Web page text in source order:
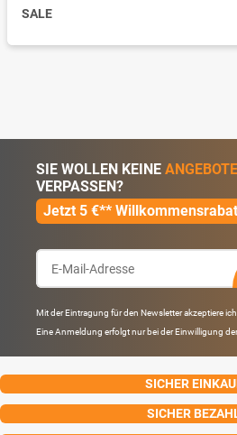
SALE
SIE WOLLEN KEINE ANGEBOTE
VERPASSEN?
Jetzt 5 €**
Mit der Eintragung für den Newsletter akzeptiere
Eine Anmeldung erfolgt nur bei der Einwilligung
SICHER
SICHER